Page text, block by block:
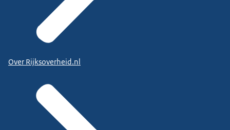
Over Rijksoverheid.nl